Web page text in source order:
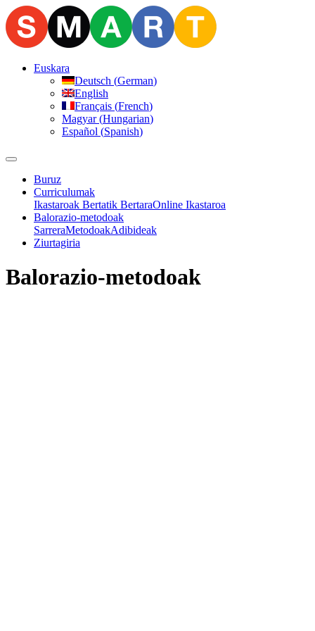
Euskara
Deutsch (German)
English
Français (French)
Magyar(Hungarian)
Español (Spanish)
Buruz
Curriculumak
Ikastaroak Bertatik BertaraOnline Ikastaroa
Balorazio-metodoak
SarreraMetodoakAdibideak
Ziurtagiria
Balorazio-metodoak